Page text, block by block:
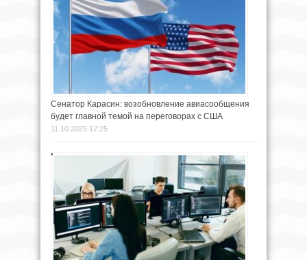
Сенатор Карасин: возобновление авиасообщения
будет главной темой на переговорах с США
11.10.2025 12:25